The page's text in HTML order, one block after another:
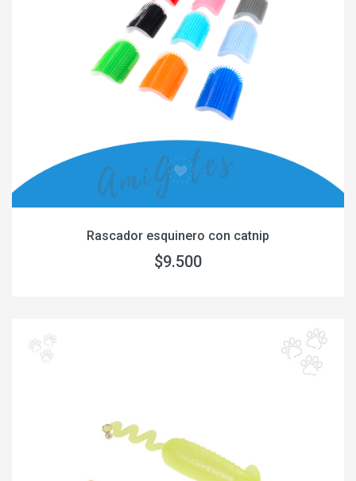
Rascador esquinero con catnip
$9.500